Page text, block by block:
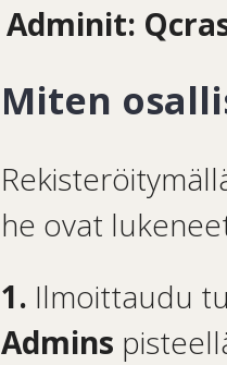
Adminit:
Miten
he ovat
1. Ilmoittaudu
Admins